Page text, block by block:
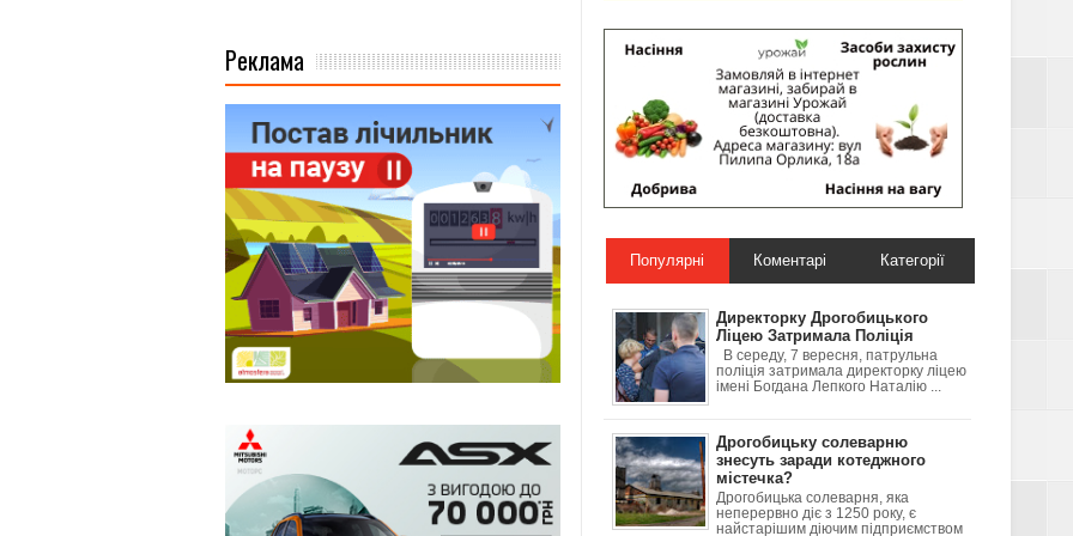
СБУ – наближай Перемогу!
запрошує на роботу внутрішньо переміщених осіб
Реклама
Популярні Коментарі Категорії
Директорку Дрогобицького
Ліцею Затримала Поліція
В середу, 7 вересня, патрульна
поліція затримала директорку ліцею
імені Богдана Лепкого Наталію ...
Дрогобицьку солеварню
знесуть заради котеджного
містечка?
Дрогобицька солеварня, яка
неперервно діє з 1250 року, є
найстарішим діючим підприємством